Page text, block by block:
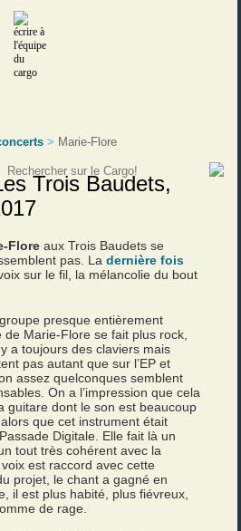
> Marie-Flore
Trois Baudets,
Flore aux Trois Baudets se
pas. Ladernière fois
sur le fil, la mélancolie du bout
presque entièrement
Marie-Flore se fait plus rock,
a toujours des claviers mais
pas autant que sur l’EP et
assez quelconques semblent
On a l’impression que cela
guitare dont le son est beaucoup
que cet instrument était
Digitale. Elle fait là un
tout très cohérent avec la
est raccord avec cette
projet, le chant a gagné en
il est plus habité, plus fiévreux,
de rage.